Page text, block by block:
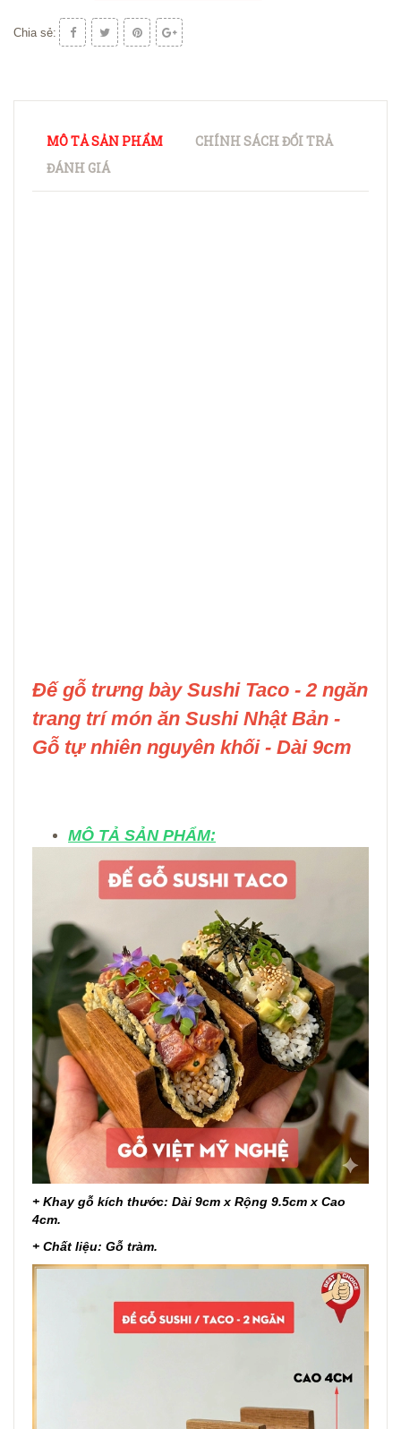
Chia sẻ:
MÔ TẢ SẢN PHẨM
CHÍNH SÁCH ĐỔI TRẢ
ĐÁNH GIÁ
Đế gỗ trưng bày Sushi Taco - 2 ngăn
trang trí món ăn Sushi Nhật Bản -
Gỗ tự nhiên nguyên khối - Dài 9cm
MÔ TẢ SẢN PHẨM:
+ Khay gỗ kích thước: Dài 9cm x Rộng 9.5cm x Cao
4cm.
+ Chất liệu: Gỗ tràm.